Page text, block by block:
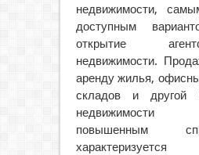
недвижимости,
доступным
открытие
недвижимости.
аренду жилья,
складов и другой
недвижимости
повышенным